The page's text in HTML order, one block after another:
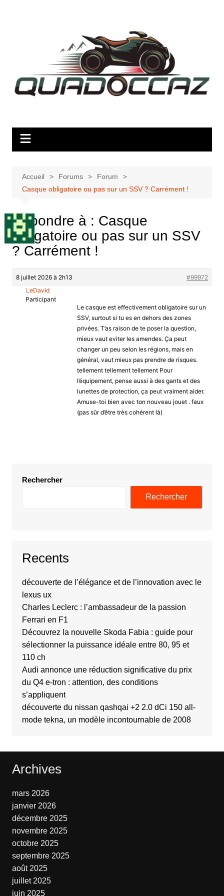
Accueil Forums
Forum
Casque obligatoire ou pas sur un SSV ? Carrément !
Répondre à : Casque
obligatoire ou pas sur un SSV
? Carrément !
8 juillet 2026 à 2h13
#99972
LeDavid
Participant
Le casque est effectivement obligatoire sur un
SSV, surtout si tu es en dehors des zones
privées. T’as raison de te poser la question,
mieux vaut eviter les amendes. Ça peut
changer un peu selon les régions, mais en
général, vaut mieux pas prendre de risques.
tellement tellement tellement Pour
l’équipement, pense aussi à des gants et des
lunettes de protection, ça peut vraiment aider.
Amuse-toi bien avec ton nouveau jouet . faux
(pas sûr d’être très cohérent là)
Rechercher
Rechercher
Recents
découverte de l’élégance et de l’innovation avec le
lexus ux
Charles Leclerc : l’ambassadeur de la passion
Ferrari en F1
Découvrez la nouvelle Skoda Fabia : guide pour
sélectionner la puissance idéale entre 80, 95 et
110 ch
Audi annonce une réduction significative du prix
du Q4 e-tron : attention, des conditions
s’appliquent
découverte du nissan qashqai +2 2.0 dCi 150 all-
mode tekna, un modèle incontournable de 2008
Archives
mars 2026
janvier 2026
décembre 2025
novembre 2025
octobre 2025
septembre 2025
août 2025
juillet 2025
juin 2025